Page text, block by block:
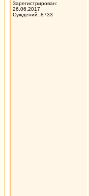
Зарегистрирован:
26.06.2017
Суждений: 8733